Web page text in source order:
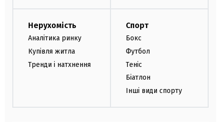
Нерухомість
Аналітика ринку
Купівля житла
Тренди і натхнення
Спорт
Бокс
Футбол
Теніс
Біатлон
Інші види спорту